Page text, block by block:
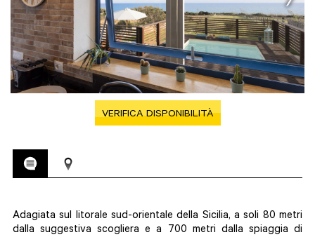
VERIFICA DISPONIBILITÀ
Adagiata sul litorale sud-orientale della Sicilia, a soli 80 metri
dalla suggestiva scogliera e a 700 metri dalla spiaggia di